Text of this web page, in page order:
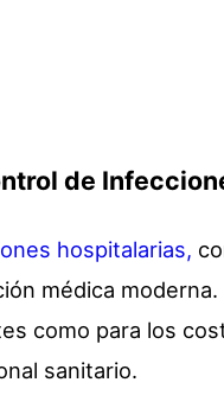
de
hospitalarias,
médica
como para los
sanitario.